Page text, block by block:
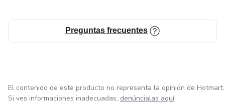
Preguntas frecuentes
El contenido de este producto no representa la opinión de Hotmart.
Si ves informaciones inadecuadas, denúncialas aquí